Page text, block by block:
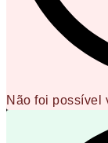
Não foi possível